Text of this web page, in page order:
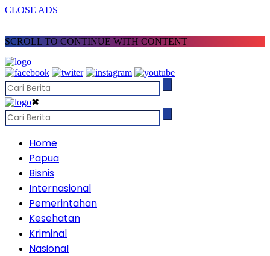
CLOSE ADS
SCROLL TO CONTINUE WITH CONTENT
✖
Home
Papua
Bisnis
Internasional
Pemerintahan
Kesehatan
Kriminal
Nasional